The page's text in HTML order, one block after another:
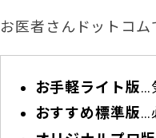
お医者さんドットコム
お手軽ライト版…
おすすめ標準版…